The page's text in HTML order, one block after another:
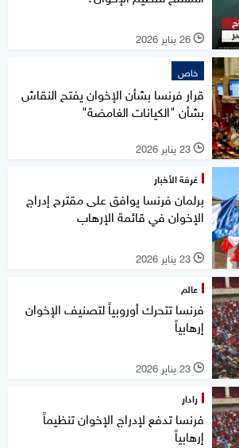
l 26 يناير 2026
خاص
قرار فرنسا بشأن الإخوان يفتح النقاش
بشأن "الكيانات الغامضة"
l 23 يناير 2026
غرفة الأخبار
برلمان فرنسا يوافق على مقترح إدراج
الإخوان في قائمة الإرهاب
l 23 يناير 2026
عالم
فرنسا تتحرك أوروبياً لتصنيف الإخوان
إرهابياً
l 23 يناير 2026
رادار
فرنسا تدفع لإدراج الإخوان تنظيماً
إرهابياً